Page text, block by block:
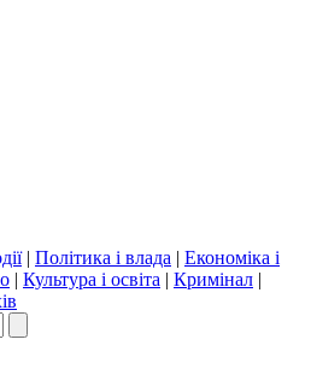
| Політика і влада | Економіка і
| Культура і освіта | Кримінал |